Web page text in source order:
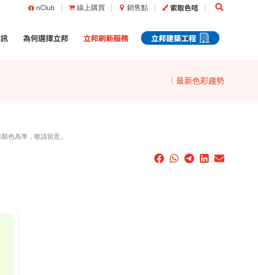
nClub 線上購買 銷售點 索取色咭 Search
為何選擇立邦 立邦刷新服務 立邦建築工程
〈 最新色彩趨勢
色為準，敬請留意。